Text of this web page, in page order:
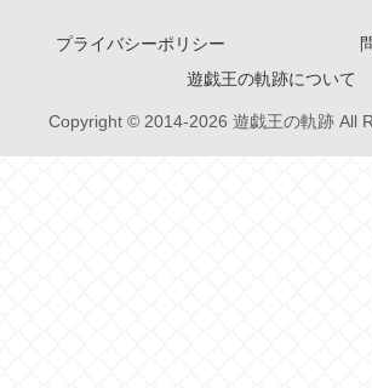
プライバシーポリシー
遊戯王の軌跡について
Copyright © 2014-2026 遊戯王の軌跡 All